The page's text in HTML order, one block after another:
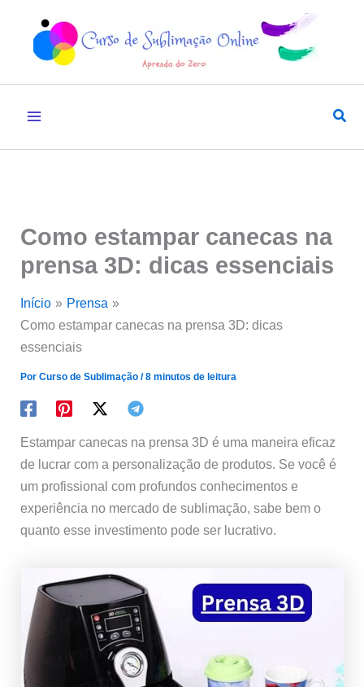
Como estampar canecas na
prensa 3D: dicas essenciais
Início
Prensa
Como estampar canecas na prensa 3D: dicas
essenciais
PorCurso de Sublimação/8 minutos de leitura
Estampar canecas na prensa 3D é uma maneira eficaz
de lucrar com a personalização de produtos. Se você é
um profissional com profundos conhecimentos e
experiência no mercado de sublimação, sabe bem o
quanto esse investimento pode ser lucrativo.